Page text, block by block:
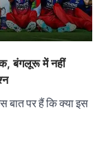
बंगलूरू में नहीं
बात पर हैं कि क्या इस